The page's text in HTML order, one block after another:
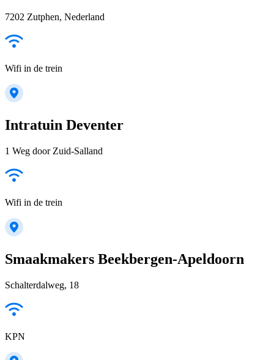
7202 Zutphen, Nederland
Wifi in de trein
Intratuin Deventer
1 Weg door Zuid-Salland
Wifi in de trein
Smaakmakers Beekbergen-Apeldoorn
Schalterdalweg, 18
KPN